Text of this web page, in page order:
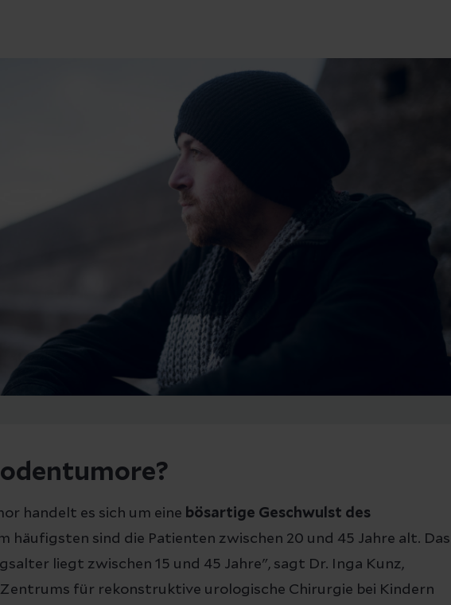
handelt es sich um eine bösartige Geschwulst des
häufigsten sind die Patienten zwischen 20 und 45 Jahre alt. Das
liegt zwischen 15 und 45 Jahre", sagt Dr. Inga Kunz,
für rekonstruktive urologische Chirurgie bei Kindern